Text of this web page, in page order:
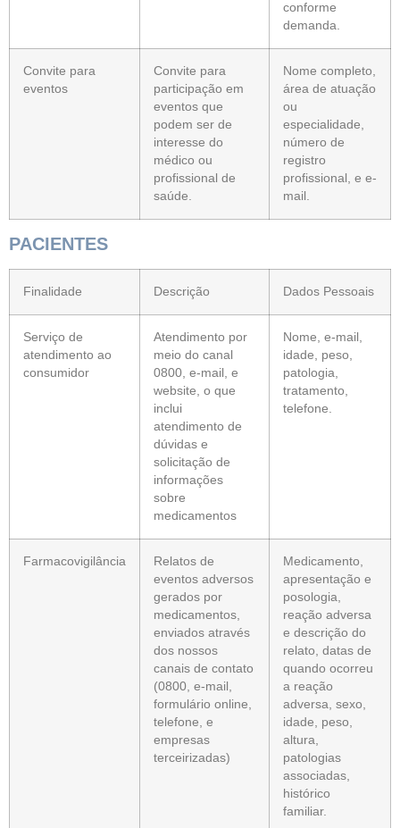
conforme
demanda.
Convite para
eventos
Convite para
participação em
eventos que
podem ser de
interesse do
médico ou
profissional de
saúde.
Nome completo,
área de atuação
ou
especialidade,
número de
registro
profissional, e e-
mail.
PACIENTES
Finalidade Descrição Dados Pessoais
Serviço de
atendimento ao
consumidor
Atendimento por
meio do canal
0800, e-mail, e
website, o que
inclui
atendimento de
dúvidas e
solicitação de
informações
sobre
medicamentos
Nome, e-mail,
idade, peso,
patologia,
tratamento,
telefone.
Farmacovigilância
Relatos de
eventos adversos
gerados por
medicamentos,
enviados através
dos nossos
canais de contato
(0800, e-mail,
formulário online,
telefone, e
empresas
terceirizadas)
Medicamento,
apresentação e
posologia,
reação adversa
e descrição do
relato, datas de
quando ocorreu
a reação
adversa, sexo,
idade, peso,
altura,
patologias
associadas,
histórico
familiar.